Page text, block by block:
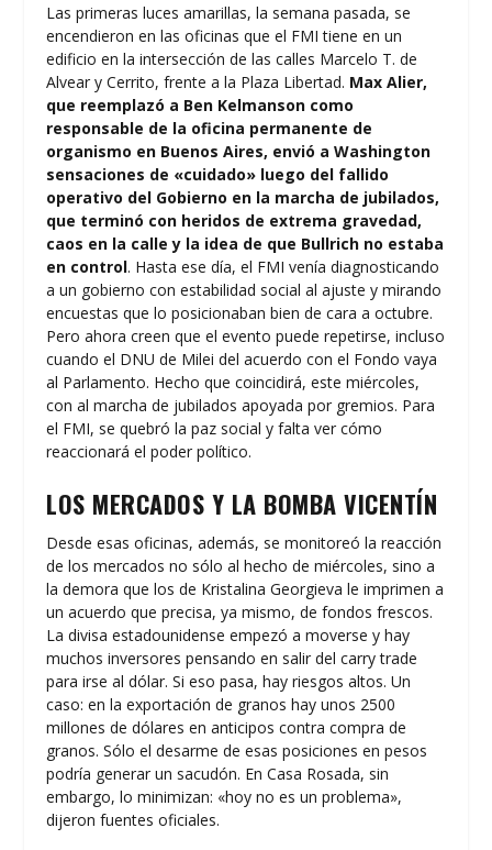
Las primeras luces amarillas, la semana pasada, se
encendieron en las oficinas que el FMI tiene en un
edificio en la intersección de las calles Marcelo T. de
Alvear y Cerrito, frente a la Plaza Libertad. Max Alier,
que reemplazó a Ben Kelmanson como
responsable de la oficina permanente de
organismo en Buenos Aires, envió a Washington
sensaciones de «cuidado» luego del fallido
operativo del Gobierno en la marcha de jubilados,
que terminó con heridos de extrema gravedad,
caos en la calle y la idea de que Bullrich no estaba
en control. Hasta ese día, el FMI venía diagnosticando
a un gobierno con estabilidad social al ajuste y mirando
encuestas que lo posicionaban bien de cara a octubre.
Pero ahora creen que el evento puede repetirse, incluso
cuando el DNU de Milei del acuerdo con el Fondo vaya
al Parlamento. Hecho que coincidirá, este miércoles,
con al marcha de jubilados apoyada por gremios. Para
el FMI, se quebró la paz social y falta ver cómo
reaccionará el poder político.
LOS MERCADOS Y LA BOMBA VICENTÍN
Desde esas oficinas, además, se monitoreó la reacción
de los mercados no sólo al hecho de miércoles, sino a
la demora que los de Kristalina Georgieva le imprimen a
un acuerdo que precisa, ya mismo, de fondos frescos.
La divisa estadounidense empezó a moverse y hay
muchos inversores pensando en salir del carry trade
para irse al dólar. Si eso pasa, hay riesgos altos. Un
caso: en la exportación de granos hay unos 2500
millones de dólares en anticipos contra compra de
granos. Sólo el desarme de esas posiciones en pesos
podría generar un sacudón. En Casa Rosada, sin
embargo, lo minimizan: «hoy no es un problema»,
dijeron fuentes oficiales.